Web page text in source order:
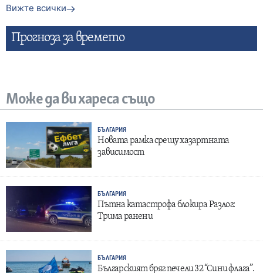
Вижте всички
Прогнозa за времето
Може да ви хареса също
БЪЛГАРИЯ
Новата рамка срещу хазартната
зависимост
БЪЛГАРИЯ
Пътна катастрофа блокира Разлог:
Трима ранени
БЪЛГАРИЯ
Българският бряг печели 32 “Сини флага”.